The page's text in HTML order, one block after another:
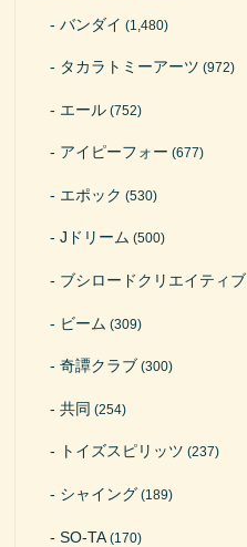
バンダイ (1,480)
タカラトミーアーツ (972)
エール (752)
アイピーフォー (677)
エポック (530)
Jドリーム (500)
ブシロードクリエイティブ
ビーム (309)
奇譚クラブ (300)
共同 (254)
トイズスピリッツ (237)
シャイング (189)
SO-TA (170)